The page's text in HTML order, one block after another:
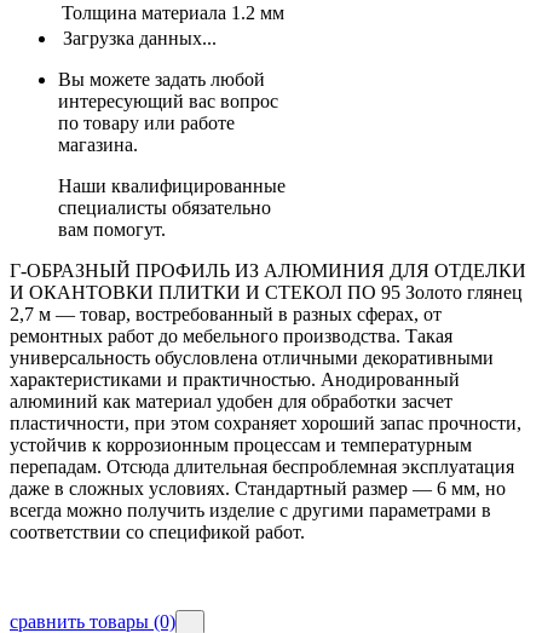
Толщина материала 1.2 мм
Загрузка данных...
Вы можете задать любой
интересующий вас вопрос
по товару или работе
магазина.
Наши квалифицированные
специалисты обязательно
вам помогут.
Г-ОБРАЗНЫЙ ПРОФИЛЬ ИЗ АЛЮМИНИЯ ДЛЯ ОТДЕЛКИ
И ОКАНТОВКИ ПЛИТКИ И СТЕКОЛ ПО 95 Золото глянец
2,7 м — товар, востребованный в разных сферах, от
ремонтных работ до мебельного производства. Такая
универсальность обусловлена отличными декоративными
характеристиками и практичностью. Анодированный
алюминий как материал удобен для обработки засчет
пластичности, при этом сохраняет хороший запас прочности,
устойчив к коррозионным процессам и температурным
перепадам. Отсюда длительная беспроблемная эксплуатация
даже в сложных условиях. Стандартный размер — 6 мм, но
всегда можно получить изделие с другими параметрами в
соответствии со спецификой работ.
сравнить товары (0)